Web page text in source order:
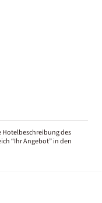
Hotelbeschreibung des
“Ihr Angebot” in den